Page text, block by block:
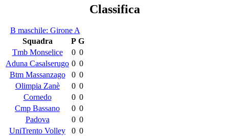
Classifica
B maschile: Girone A
Squadra
P G
Tmb Monselice
0 0
Aduna Casalserugo 0 0
Btm Massanzago
0 0
Olimpia Zanè
0 0
Cornedo
0 0
Cmp Bassano
0 0
Padova
0 0
UniTrento Volley
0 0